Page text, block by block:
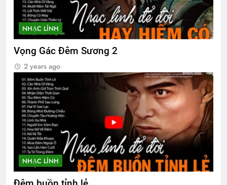
NHẠC LÍNH
Vọng Gác Đêm Sương 2
2 years ago
NHẠC LÍNH